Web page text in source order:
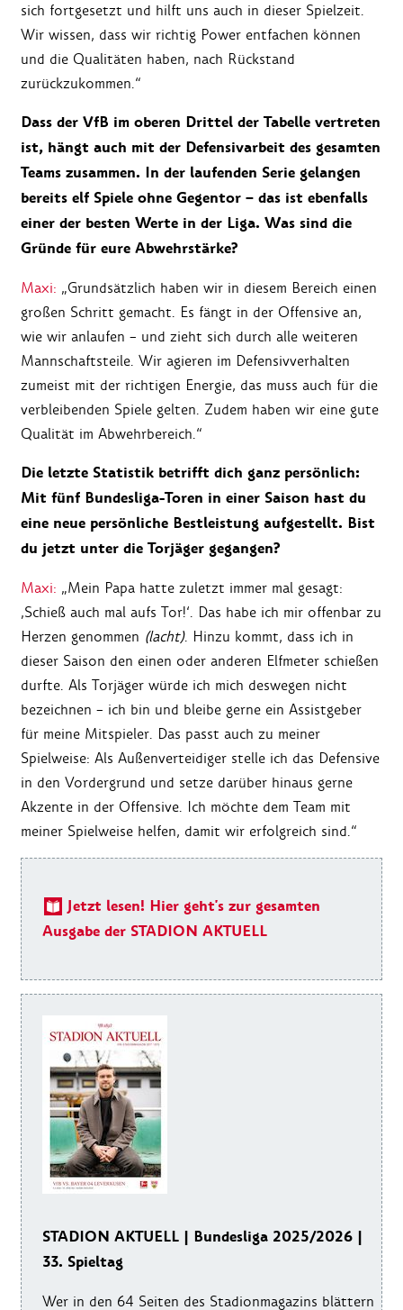
sich fortgesetzt und hilft uns auch in dieser Spielzeit.
Wir wissen, dass wir richtig Power entfachen können
und die Qualitäten haben, nach Rückstand
zurückzukommen.“
Dass der VfB im oberen Drittel der Tabelle vertreten
ist, hängt auch mit der Defensivarbeit des gesamten
Teams zusammen. In der laufenden Serie gelangen
bereits elf Spiele ohne Gegentor – das ist ebenfalls
einer der besten Werte in der Liga. Was sind die
Gründe für eure Abwehrstärke?
Maxi: „Grundsätzlich haben wir in diesem Bereich einen
großen Schritt gemacht. Es fängt in der Offensive an,
wie wir anlaufen – und zieht sich durch alle weiteren
Mannschaftsteile. Wir agieren im Defensivverhalten
zumeist mit der richtigen Energie, das muss auch für die
verbleibenden Spiele gelten. Zudem haben wir eine gute
Qualität im Abwehrbereich.“
Die letzte Statistik betrifft dich ganz persönlich:
Mit fünf Bundesliga-Toren in einer Saison hast du
eine neue persönliche Bestleistung aufgestellt. Bist
du jetzt unter die Torjäger gegangen?
Maxi: „Mein Papa hatte zuletzt immer mal gesagt:
‚Schieß auch mal aufs Tor!‘. Das habe ich mir offenbar zu
Herzen genommen (lacht). Hinzu kommt, dass ich in
dieser Saison den einen oder anderen Elfmeter schießen
durfte. Als Torjäger würde ich mich deswegen nicht
bezeichnen – ich bin und bleibe gerne ein Assistgeber
für meine Mitspieler. Das passt auch zu meiner
Spielweise: Als Außenverteidiger stelle ich das Defensive
in den Vordergrund und setze darüber hinaus gerne
Akzente in der Offensive. Ich möchte dem Team mit
meiner Spielweise helfen, damit wir erfolgreich sind.“
Jetzt lesen! Hier geht's zur gesamten
Ausgabe der STADION AKTUELL
STADION AKTUELL | Bundesliga 2025/2026 |
33. Spieltag
Wer in den 64 Seiten des Stadionmagazins blättern